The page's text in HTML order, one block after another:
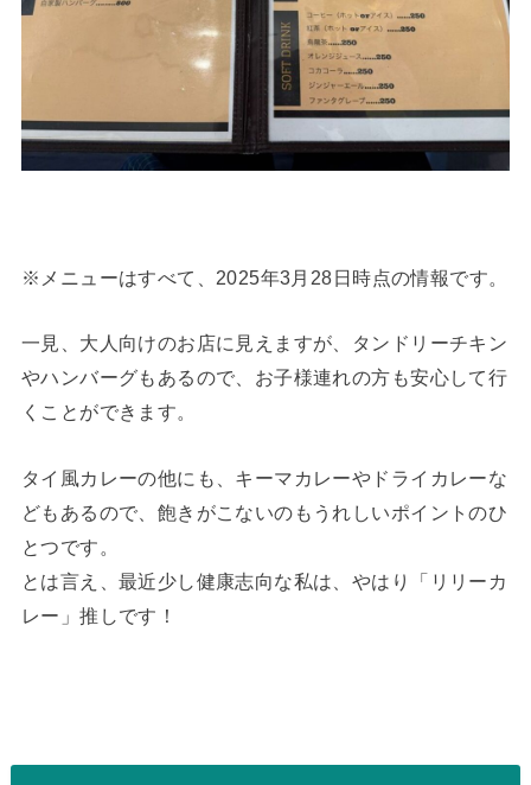
※メニューはすべて、2025年3月28日時点の情報です。
一見、大人向けのお店に見えますが、タンドリーチキン
やハンバーグもあるので、お子様連れの方も安心して行
くことができます。
タイ風カレーの他にも、キーマカレーやドライカレーな
どもあるので、飽きがこないのもうれしいポイントのひ
とつです。
とは言え、最近少し健康志向な私は、やはり「リリーカ
レー」推しです！